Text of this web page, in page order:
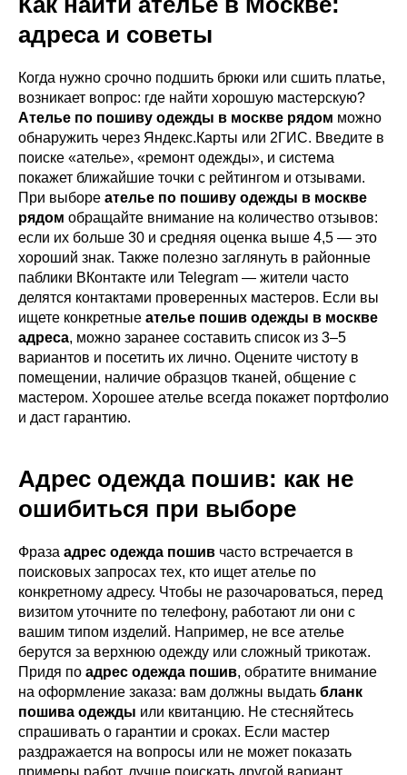
адреса и советы
Когда нужно срочно подшить брюки или сшить платье,
возникает вопрос: где найти хорошую мастерскую?
Ателье по пошиву одежды в москве рядом можно
обнаружить через Яндекс.Карты или 2ГИС. Введите в
поиске «ателье», «ремонт одежды», и система
покажет ближайшие точки с рейтингом и отзывами.
При выборе ателье по пошиву одежды в москве
рядом обращайте внимание на количество отзывов:
если их больше 30 и средняя оценка выше 4,5 — это
хороший знак. Также полезно заглянуть в районные
паблики ВКонтакте или Telegram — жители часто
делятся контактами проверенных мастеров. Если вы
ищете конкретные ателье пошив одежды в москве
адреса, можно заранее составить список из 3–5
вариантов и посетить их лично. Оцените чистоту в
помещении, наличие образцов тканей, общение с
мастером. Хорошее ателье всегда покажет портфолио
и даст гарантию.
Адрес одежда пошив: как не
ошибиться при выборе
Фраза адрес одежда пошив часто встречается в
поисковых запросах тех, кто ищет ателье по
конкретному адресу. Чтобы не разочароваться, перед
визитом уточните по телефону, работают ли они с
вашим типом изделий. Например, не все ателье
берутся за верхнюю одежду или сложный трикотаж.
Придя по адрес одежда пошив, обратите внимание
на оформление заказа: вам должны выдать бланк
пошива одежды или квитанцию. Не стесняйтесь
спрашивать о гарантии и сроках. Если мастер
раздражается на вопросы или не может показать
примеры работ, лучше поискать другой вариант.